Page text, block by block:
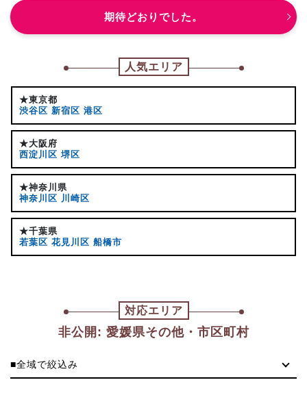
期待どおりでした。
人気エリア
★東京都
渋谷区 新宿区 港区
★大阪府
西淀川区 堺区
★神奈川県
神奈川区 川崎区
★千葉県
若葉区 花見川区 船橋市
対応エリア
非公開: 愛媛県その他・市区町村
■全域で絞込み